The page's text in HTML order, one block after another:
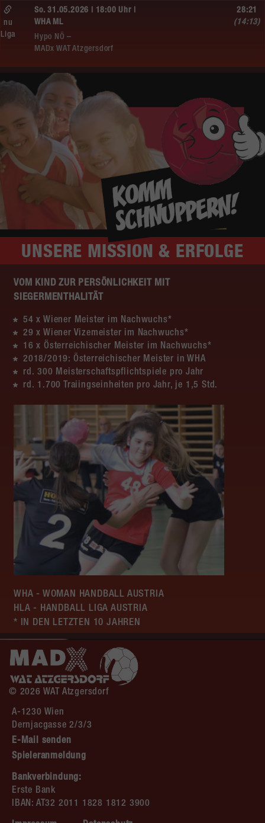
So. 31.05.2026 | 18:00 Uhr |
WHA ML
Hypo NÖ –
MADx WAT Atzgersdorf
nu
Liga
28:21
(14:13)
UNSERE MISSION & ERFOLGE
VOM KIND ZUR PERSÖNLICHKEIT MIT
SIEGERMENTHALITÄT
54 x Wiener Meister im Nachwuchs*
29 x Wiener Vizemeister im Nachwuchs*
16 x Österreichischer Meister im Nachwuchs*
2018/2019: Österreichischer Meister in WHA
rd. 300 Meisterschaftspflichtspiele pro Jahr
rd. 1.700 Traiingseinheiten pro Jahr, je 1,5 Std.
WHA - WOMAN HANDBALL AUSTRIA
HLA - HANDBALL LIGA AUSTRIA
* IN DEN LETZTEN 10 JAHREN
© 2026 WAT Atzgersdorf
A-1230 Wien
Dernjacgasse 2/3/3
E-Mail senden
Spieleranmeldung
Bankverbindung:
Erste Bank
IBAN: AT32 2011 1828 1812 3900